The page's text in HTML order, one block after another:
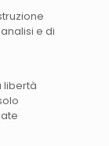
e di
libertà